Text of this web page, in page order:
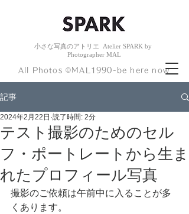
​All Photos ©︎MAL1990-be here now
小さな写真のアトリエ Atelier SPARK by
Photographer MAL
記事
テスト撮影のためのセル
フ・ポートレートから生ま
れたプロフィール写真
2024年2月22日 読了時間: 2分
撮影のご依頼は午前中に入ることが多
くあります。